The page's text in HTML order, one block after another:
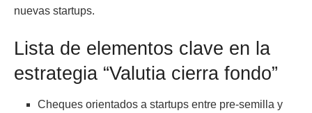
nuevas startups.
Lista de elementos clave en la
estrategia “Valutia cierra fondo”
Cheques orientados a startups entre pre-semilla y